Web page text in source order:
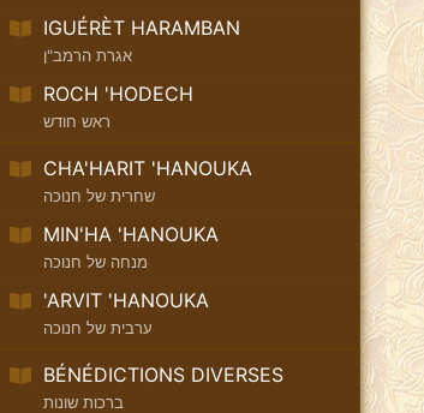
IGUÉRÈT HARAMBAN
אגרת הרמב"ן
ROCH 'HODECH
ראש חודש
CHA'HARIT 'HANOUKA
שחרית של חנוכה
MIN'HA 'HANOUKA
מנחה של חנוכה
'ARVIT 'HANOUKA
ערבית של חנוכה
BÉNÉDICTIONS DIVERSES
ברכות שונות